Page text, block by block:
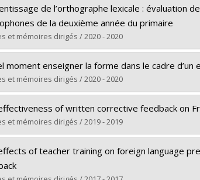
:Benmessaoud, Sirine
:Maîtrise
obtenu :M.A.
le document dans Papyrus
de l’orthographe lexicale : évaluation
de la deuxième année du primaire
et mémoires dirigés / 2020 - 2020
:Ruberto, Noémia
: Doctorat
obtenu :Ph. D.
le document dans Papyrus
moment enseigner la forme dans le cadre d’un
et mémoires dirigés / 2020 - 2020
:Michaud, Gabriel
: Doctorat
obtenu :Ph. D.
le document dans Papyrus
of written corrective feedback on
et mémoires dirigés / 2019 - 2019
:Bouhlal, Fatma
:Doctorat
of teacher training on foreign language